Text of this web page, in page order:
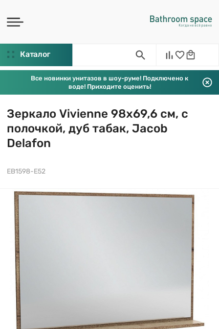
Каталог
Все новинки унитазов в шоу-руме! Подключено к
воде! Приходите оценить!
Зеркало Vivienne 98х69,6 см, с
полочкой, дуб табак, Jacob
Delafon
EB1598-E52